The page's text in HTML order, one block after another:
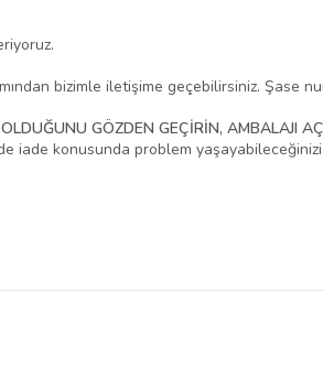
bizimle iletişime geçebilirsiniz. Şase
GÖZDEN GEÇİRİN, AMBALAJI
iade konusunda problem yaşayabileceğinizi